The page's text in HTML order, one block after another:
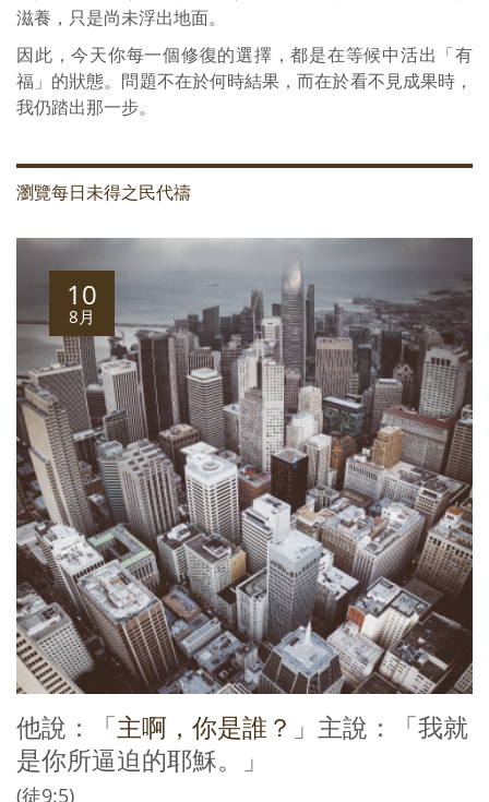
滋養，只是尚未浮出地面。
因此，今天你每一個修復的選擇，都是在等候中活出「有
福」的狀態。問題不在於何時結果，而在於看不見成果時，
我仍踏出那一步。
瀏覽每日未得之民代禱
10
8月
他說：「主啊，你是誰？ 」主說：「我就
是你所逼迫的耶穌。」
(徒9:5)